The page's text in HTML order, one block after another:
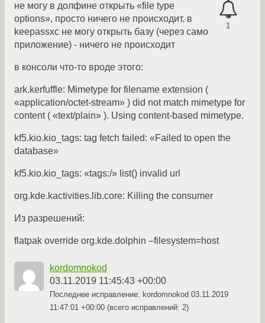
1
не могу в долфине открыть «file type
options», просто ничего не происходит. в
keepassxc не могу открыть базу (через само
приложение) - ничего не происходит
в консоли что-то вроде этого:
ark.kerfuffle: Mimetype for filename extension (
«application/octet-stream» ) did not match mimetype for
content ( «text/plain» ). Using content-based mimetype.
kf5.kio.kio_tags: tag fetch failed: «Failed to open the
database»
kf5.kio.kio_tags: «tags:/» list() invalid url
org.kde.kactivities.lib.core: Killing the consumer
Из разрешений:
flatpak override org.kde.dolphin –filesystem=host
kordomnokod
03.11.2019 11:45:43 +00:00
Последнее исправление: kordomnokod 03.11.2019
11:47:01 +00:00 (всего исправлений: 2)